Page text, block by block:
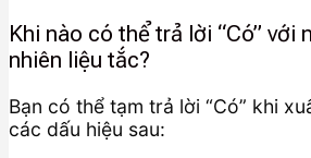
Khi nào có thể trả lời “Có” với
nhiên liệu tắc?
Bạn có thể tạm trả lời “Có” khi
các dấu hiệu sau: